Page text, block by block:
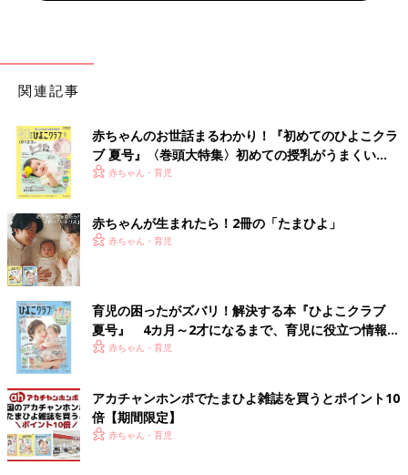
関連記事
赤ちゃんのお世話まるわかり！『初めてのひよこクラ
ブ 夏号』〈巻頭大特集〉初めての授乳がうまくい
く！ おっぱい・ミルクの基本と夏のトラブル 解決テ
赤ちゃん・育児
赤ちゃんが生まれたら！2冊の「たまひよ」
赤ちゃん・育児
育児の困ったがズバリ！解決する本『ひよこクラブ
夏号』 4カ月～2才になるまで、育児に役立つ情報が
いっぱい！
赤ちゃん・育児
アカチャンホンポでたまひよ雑誌を買うとポイント10
倍【期間限定】
赤ちゃん・育児